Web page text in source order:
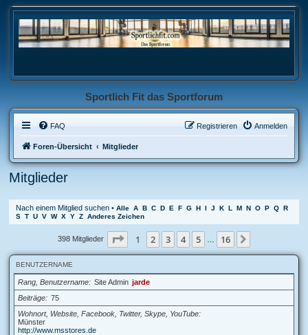
Sportlich Fit das Sportforum
FAQ Anmelden
Registrieren
Foren-Übersicht Mitglieder
Mitglieder
Nach einem Mitglied suchen • Alle A B C D E F G H I J K L M N O P Q R
S T U V W X Y Z Anderes Zeichen
398 Mitglieder Seite 1von 16
1 2 3 4 5 16
BENUTZERNAME
Rang, Benutzername Site Admin jarde
Beiträge
75
Wohnort, Website, Facebook, Twitter, Skype, YouTube
Münster
http://www.msstores.de